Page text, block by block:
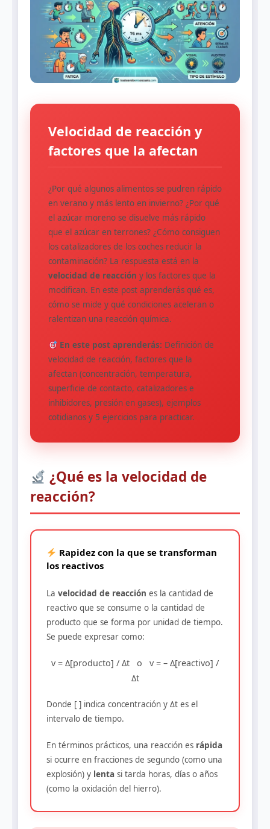
Velocidad de reacción y
factores que la afectan
¿Por qué algunos alimentos se pudren rápido
en verano y más lento en invierno? ¿Por qué
el azúcar moreno se disuelve más rápido
que el azúcar en terrones? ¿Cómo consiguen
los catalizadores de los coches reducir la
contaminación? La respuesta está en la
velocidad de reacción y los factores que la
modifican. En este post aprenderás qué es,
cómo se mide y qué condiciones aceleran o
ralentizan una reacción química.
En este post aprenderás: Definición de
velocidad de reacción, factores que la
afectan (concentración, temperatura,
superficie de contacto, catalizadores e
inhibidores, presión en gases), ejemplos
cotidianos y 5 ejercicios para practicar.
¿Qué es la velocidad de
reacción?
Rapidez con la que se transforman
los reactivos
La velocidad de reacción es la cantidad de
reactivo que se consume o la cantidad de
producto que se forma por unidad de tiempo.
Se puede expresar como:
v = Δ[producto] / Δt o v = – Δ[reactivo] /
Δt
Donde [ ] indica concentración y Δt es el
intervalo de tiempo.
En términos prácticos, una reacción es rápida
si ocurre en fracciones de segundo (como una
explosión) y lenta si tarda horas, días o años
(como la oxidación del hierro).